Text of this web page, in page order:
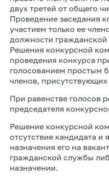
двух третей от общего
Проведение заседания
участием только ее
должности
Решения конкурсной
проведения конкурса
голосованием простым
членов,
При равенстве голосов
председателя
Решение конкурсной
отсутствие кандидата и
назначения его на
гражданской службы
назначении.